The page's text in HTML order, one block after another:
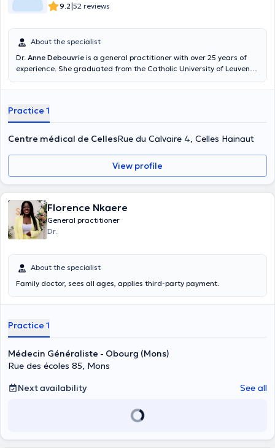
9.2|52 reviews
About the specialist
Dr. Anne Debouvrie is a general practitioner with over 25 years of
experience. She graduated from the Catholic University of Leuven
electrocardiogram and general medicine. You can find her at the
Practice 1
Centre médical de CellesRue du Calvaire 4, Celles Hainaut
View profile
Florence Nkaere
General practitioner
Dr.
About the specialist
Family doctor, sees all ages, applies third-party payment.
Practice 1
Médecin Généraliste - Obourg (Mons)
Rue des écoles 85, Mons
Next availability
See all